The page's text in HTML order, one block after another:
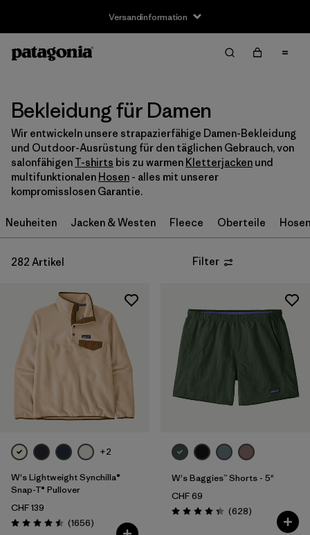
Versandinformation
Filter by
Größe
XXS (9)
XS (188)
S (221)
M (218)
XXL
Filter by
Passform
Filter by
Farbe
Filter by
Material
Bekleidung für Damen
Wir entwickeln unsere strapazierfähige Damen-Bekleidung
und Outdoor-Ausrüstung für den täglichen Gebrauch, von
salonfähigenT-shirts bis zu warmen Kletterjacken und
multifunktionalen Hosen - alles mit unserer
kompromisslosen Garantie.
Neuheiten Jacken & Westen Fleece Oberteile Hosen
282 Artikel Filter
+2
W's Lightweight Synchilla®
Snap-T® Pullover
CHF 139
Bewertung: 4.5 / 5
(1656Rezensionen
)
W's Baggies™ Shorts - 5"
CHF 69
Bewertung: 4.3 / 5
(628Rezensionen
)